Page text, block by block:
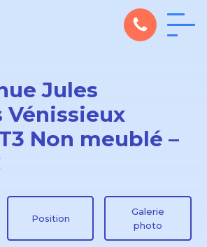
Jules
Vénissieux
Non meublé –
Position
Galerie
photo